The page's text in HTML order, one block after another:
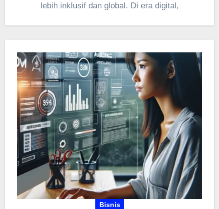
lebih inklusif dan global. Di era digital,
Bisnis